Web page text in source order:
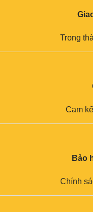
Trong
Cam
Bảo
Chính